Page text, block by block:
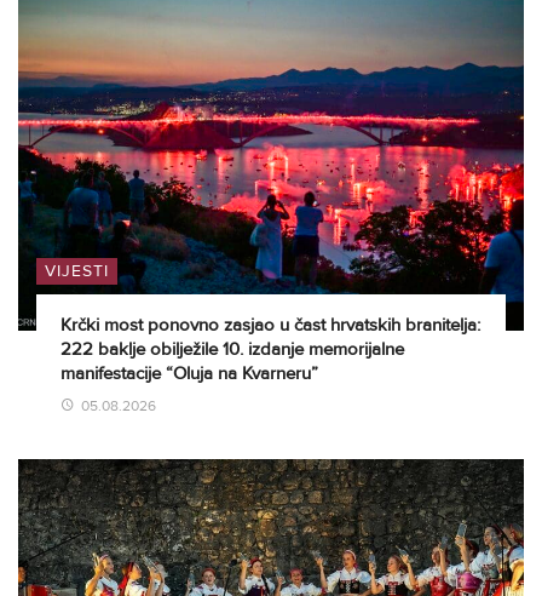
VIJESTI
Krčki most ponovno zasjao u čast hrvatskih branitelja:
222 baklje obilježile 10. izdanje memorijalne
manifestacije “Oluja na Kvarneru”
05.08.2026